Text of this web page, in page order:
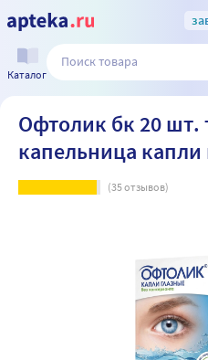
Каталог
Офтолик бк 20 шт.
капельница капли
(35отзывов)